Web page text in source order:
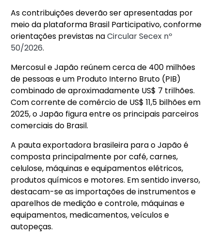
As contribuições deverão ser apresentadas por
meio da plataforma Brasil Participativo, conforme
orientações previstas naCircular Secex nº
50/2026.
Mercosul e Japão reúnem cerca de 400 milhões
de pessoas e um Produto Interno Bruto (PIB)
combinado de aproximadamente US$ 7 trilhões.
Com corrente de comércio de US$ 11,5 bilhões em
2025, o Japão figura entre os principais parceiros
comerciais do Brasil.
A pauta exportadora brasileira para o Japão é
composta principalmente por café, carnes,
celulose, máquinas e equipamentos elétricos,
produtos químicos e motores. Em sentido inverso,
destacam-se as importações de instrumentos e
aparelhos de medição e controle, máquinas e
equipamentos, medicamentos, veículos e
autopeças.